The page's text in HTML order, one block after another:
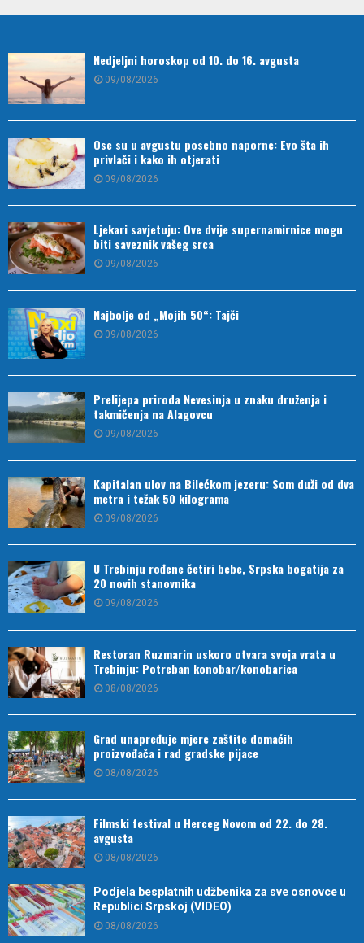
Nedjeljni horoskop od 10. do 16. avgusta
09/08/2026
Ose su u avgustu posebno naporne: Evo šta ih
privlači i kako ih otjerati
09/08/2026
Ljekari savjetuju: Ove dvije supernamirnice mogu
biti saveznik vašeg srca
09/08/2026
Najbolje od „Mojih 50“: Tajči
09/08/2026
Prelijepa priroda Nevesinja u znaku druženja i
takmičenja na Alagovcu
09/08/2026
Kapitalan ulov na Bilećkom jezeru: Som duži od dva
metra i težak 50 kilograma
09/08/2026
U Trebinju rođene četiri bebe, Srpska bogatija za
20 novih stanovnika
09/08/2026
Restoran Ruzmarin uskoro otvara svoja vrata u
Trebinju: Potreban konobar/konobarica
08/08/2026
Grad unapređuje mjere zaštite domaćih
proizvođača i rad gradske pijace
08/08/2026
Filmski festival u Herceg Novom od 22. do 28.
avgusta
08/08/2026
Podjela besplatnih udžbenika za sve osnovce u
Republici Srpskoj (VIDEO)
08/08/2026